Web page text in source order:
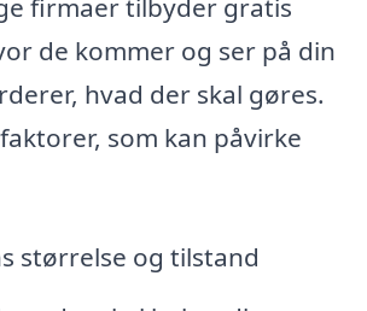
de kommer og ser på din
hvad der skal gøres.
som kan påvirke
størrelse og tilstand